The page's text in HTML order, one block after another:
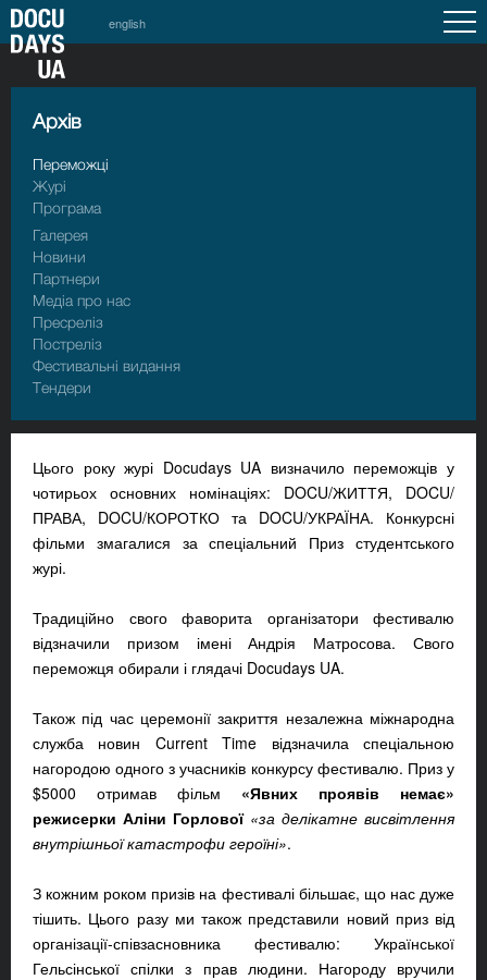
english
Архiв
Переможці
Журі
Програма
Галерея
Новини
Партнери
Медіа про нас
Пресрелiз
Пострелiз
Фестивальні видання
Тендери
Цього року журі Docudays UA визначило переможців у
чотирьох основних номінаціях: DOCU/ЖИТТЯ, DOCU/
ПРАВА, DOCU/КОРОТКО та DOCU/УКРАЇНА. Конкурсні
фільми змагалися за спеціальний Приз студентського
журі.
Традиційно свого фаворита організатори фестивалю
відзначили призом імені Андрія Матросова. Свого
переможця обирали і глядачі Docudays UA.
Також під час церемонії закриття незалежна міжнародна
служба новин Current Time відзначила спеціальною
нагородою одного з учасників конкурсу фестивалю. Приз у
$5000 отримав фільм «Явних проявів немає»
режисерки Аліни Горлової «за делікатне висвітлення
внутрішньої катастрофи героїні».
З кожним роком призів на фестивалі більшає, що нас дуже
тішить. Цього разу ми також представили новий приз від
організації-співзасновника фестивалю: Української
Гельсінської спілки з прав людини. Нагороду вручили